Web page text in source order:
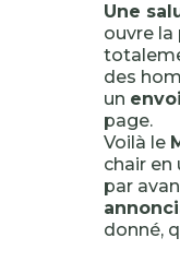
Une
ouvre la
des
un
page.
Voilà le
chair en
par
donné,